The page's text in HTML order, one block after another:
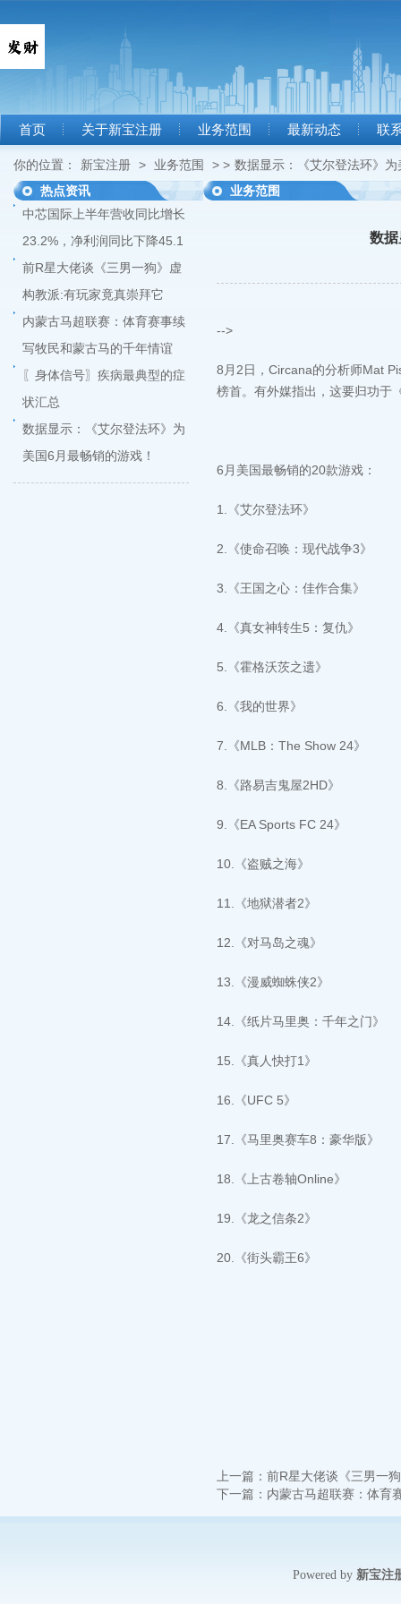
首页 关于新宝注册 业务范围 最新动态 联
你的位置： 新宝注册 > 业务范围 > > 数据显示：《艾尔登法环》
热点资讯
中芯国际上半年营收同比增长
23.2%，净利润同比下降45.1
前R星大佬谈《三男一狗》虚
构教派:有玩家竟真崇拜它
内蒙古马超联赛：体育赛事续
写牧民和蒙古马的千年情谊
〖身体信号〗疾病最典型的症
状汇总
数据显示：《艾尔登法环》为
美国6月最畅销的游戏！
业务范围
数
-->
8月2日，Circana的分析师Mat
榜首。有外媒指出，这要归功于
6月美国最畅销的20款游戏：
1.《艾尔登法环》
2.《使命召唤：现代战争3》
3.《王国之心：佳作合集》
4.《真女神转生5：复仇》
5.《霍格沃茨之遗》
6.《我的世界》
7.《MLB：The Show 24》
8.《路易吉鬼屋2HD》
9.《EA Sports FC 24》
10.《盗贼之海》
11.《地狱潜者2》
12.《对马岛之魂》
13.《漫威蜘蛛侠2》
14.《纸片马里奥：千年之门》
15.《真人快打1》
16.《UFC 5》
17.《马里奥赛车8：豪华版》
18.《上古卷轴Online》
19.《龙之信条2》
20.《街头霸王6》
上一篇： 前R星大佬谈《三男一
下一篇： 内蒙古马超联赛：体育
Powered by 新宝注